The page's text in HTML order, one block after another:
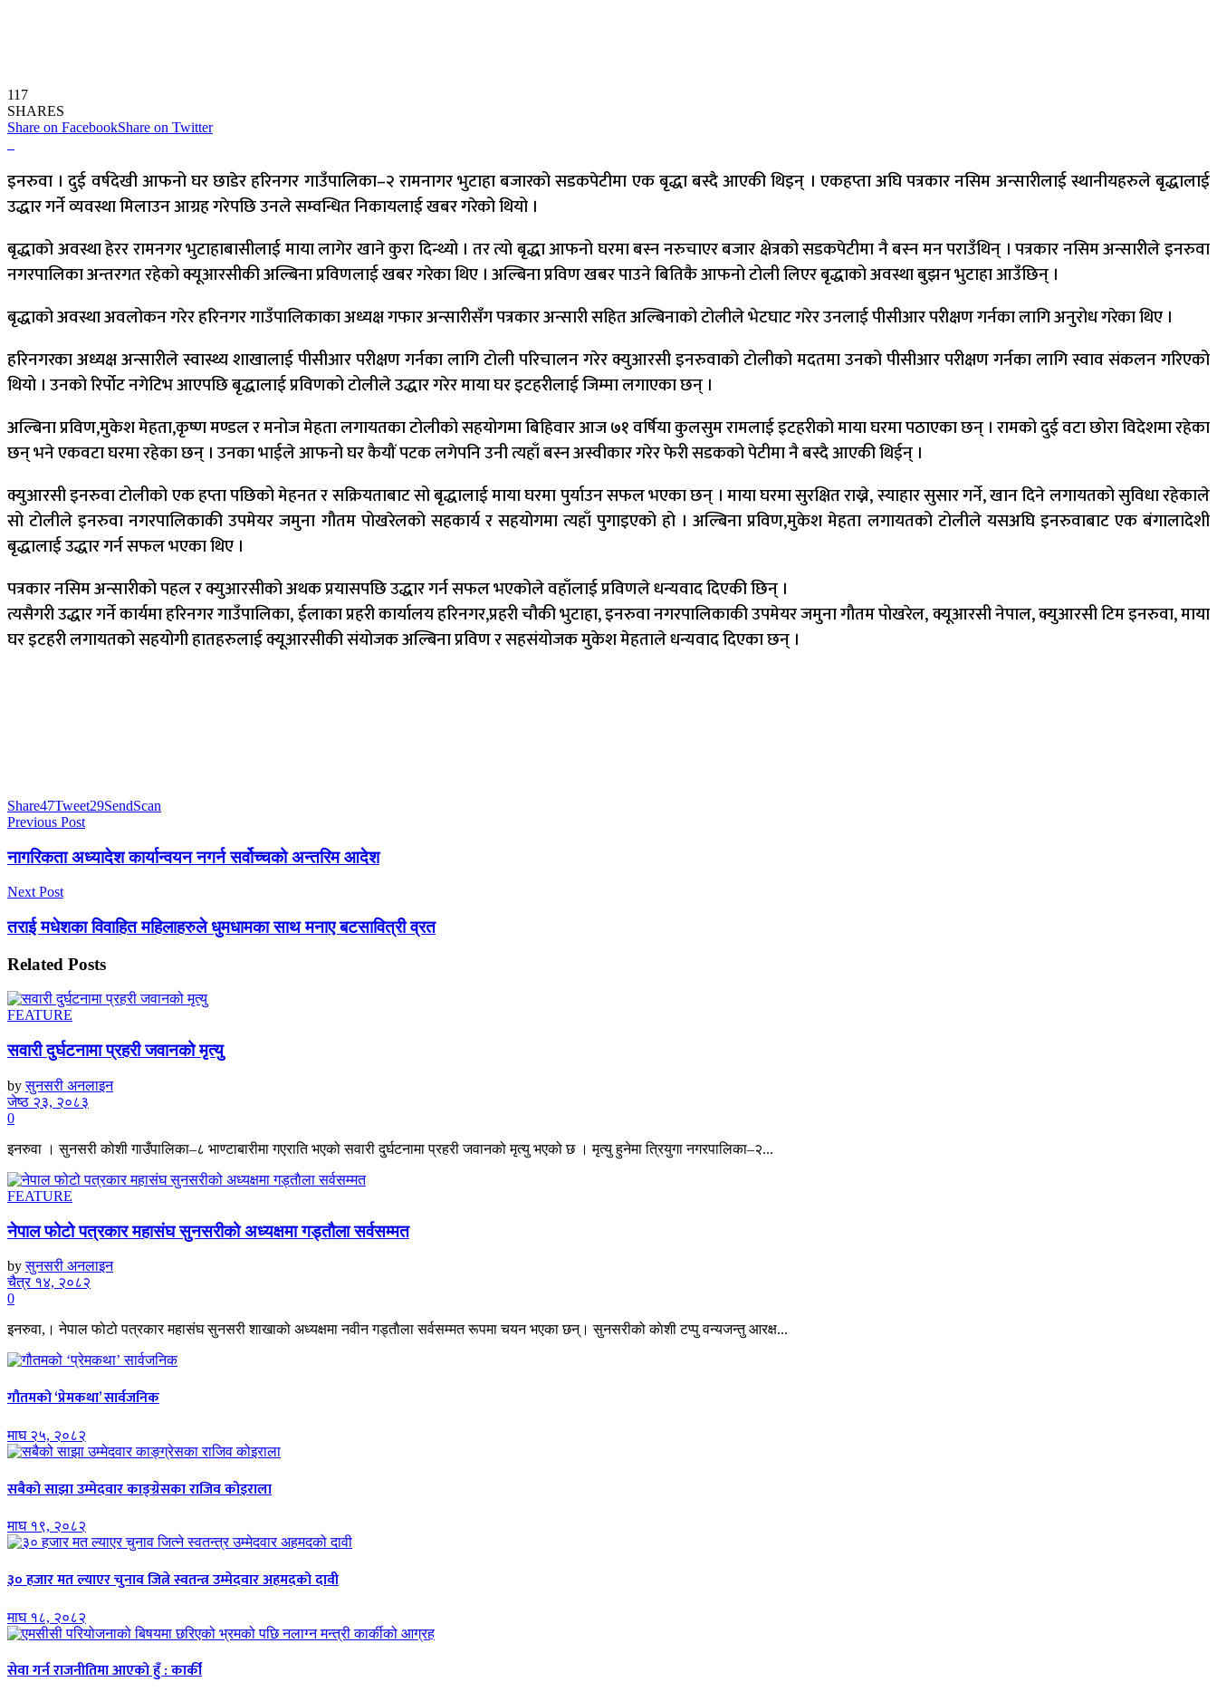
117
SHARES
Share on FacebookShare on Twitter
इनरुवा । दुई वर्षदेखी आफनो घर छाडेर हरिनगर गाउँपालिका–२ रामनागर भुटाहा बजारको सडकपेटीमा एक बृद्धा बस्दै आएकी थिइन् । एकहप्ता अघि पत्रकार नसिम अन्सारीलाई स्थानीयहरुले बृद्धालाई
उद्धार गर्ने व्यवस्था मिलाउन आग्रह गरेपछि उनले सम्वन्धित निकायलाई खबर गरेको थियो ।
बृद्धाको अवस्था हेरर रामनगर भुटाहाबासीलाई माया लागेर खाने कुरा दिन्थ्यो । तर त्यो बृद्धा आफनो घरमा बस्न नरुचाएर बजार क्षेत्रको सडकपेटीमा नै बस्न मन पराउँथिन् । पत्रकार नसिम अन्सारीले इनरुवा
नगरपालिका अन्तरगत रहेको क्यूआरसीकी अल्बिना प्रविणलाई खबर गरेका थिए । अल्बिना प्रविण खबर पाउने बितिकै आफनो टोली लिएर बृद्धाको अवस्था बुझन भुटाहा आउँछिन् ।
बृद्धाको अवस्था अवलोकन गरेर हरिनगर गाउँपालिकाका अध्यक्ष गफार अन्सारीसँग पत्रकार अन्सारी सहित अल्बिनाको टोलीले भेटघाट गरेर उनलाई पीसीआर परीक्षण गर्नका लागि अनुरोध गरेका थिए ।
हरिनगरका अध्यक्ष अन्सारीले स्वास्थ्य शाखालाई पीसीआर परीक्षण गर्नका लागि टोली परिचालन गरेर क्युआरसी इनरुवाको टोलीको मदतमा उनको पीसीआर परीक्षण गर्नका लागि स्वाव संकलन गरिएको
थियो । उनको रिर्पोट नगेटिभ आएपछि बृद्धालाई प्रविणको टोलीले उद्धार गरेर माया घर इटहरीलाई जिम्मा लगाएका छन् ।
अल्बिना प्रविण,मुकेश मेहता,कृष्ण मण्डल र मनोज मेहता लगायतका टोलीको सहयोगमा बिहिवार आज ७१ वर्षिया कुलसुम रामलाई इटहरीको माया घरमा पठाएका छन् । रामको दुई वटा छोरा विदेशमा रहेका
छन् भने एकवटा घरमा रहेका छन् । उनका भाईले आफनो घर कैयौं पटक लगेपनि उनी त्यहाँ बस्न अस्वीकार गरेर फेरी सडकको पेटीमा नै बस्दै आएकी थिईन् ।
क्युआरसी इनरुवा टोलीको एक हप्ता पछिको मेहनत र सक्रियताबाट सो बृद्धालाई माया घरमा पुर्याउन सफल भएका छन् । माया घरमा सुरक्षित राख्ने, स्याहार सुसार गर्ने, खान दिने लगायतको सुविधा रहेकाले
सो टोलीले इनरुवा नगरपालिकाकी उपमेयर जमुना गौतम पोखरेलको सहकार्य र सहयोगमा त्यहाँ पुगाइएको हो । अल्बिना प्रविण,मुकेश मेहता लगायतको टोलीले यसअघि इनरुवाबाट एक बंगालादेशी
बृद्धालाई उद्धार गर्न सफल भएका थिए ।
पत्रकार नसिम अन्सारीको पहल र क्युआरसीको अथक प्रयासपछि उद्धार गर्न सफल भएकोले वहाँलाई प्रविणले धन्यवाद दिएकी छिन् ।
त्यसैगरी उद्धार गर्ने कार्यमा हरिनगर गाउँपालिका, ईलाका प्रहरी कार्यालय हरिनगर,प्रहरी चौकी भुटाहा, इनरुवा नगरपालिकाकी उपमेयर जमुना गौतम पोखरेल, क्यूआरसी नेपाल, क्युआरसी टिम इनरुवा, माया
घर इटहरी लगायतको सहयोगी हातहरुलाई क्यूआरसीकी संयोजक अल्बिना प्रविण र सहसंयोजक मुकेश मेहताले धन्यवाद दिएका छन् ।
Share47Tweet29SendScan
Previous Post
नागरिकता अध्यादेश कार्यान्वयन नगर्न सर्वोच्चको अन्तरिम आदेश
Next Post
तराई मधेशका विवाहित महिलाहरुले धुमधामका साथ मनाए बटसावित्री व्रत
Related Posts
FEATURE
सवारी दुर्घटनामा प्रहरी जवानको मृत्यु
by सुनसरी अनलाइन
जेष्ठ २३, २०८३
0
इनरुवा । सुनसरी कोशी गाउँपालिका–८ भाण्टाबारीमा गएराति भएको सवारी दुर्घटनामा प्रहरी जवानको मृत्यु भएको छ । मृत्यु हुनेमा त्रियुगा नगरपालिका–२...
FEATURE
नेपाल फोटो पत्रकार महासंघ सुनसरीको अध्यक्षमा गड्ताैला सर्वसम्मत
by सुनसरी अनलाइन
चैत्र १४, २०८२
0
इनरुवा,। नेपाल फोटो पत्रकार महासंघ सुनसरी शाखाको अध्यक्षमा नवीन गड्ताैला सर्वसम्मत रूपमा चयन भएका छन्। सुनसरीको काेशी टप्पु वन्यजन्तु आरक्ष...
गौतमको ‘प्रेमकथा’ सार्वजनिक
माघ २५, २०८२
सबैको साझा उम्मेदवार काङ्ग्रेसका राजिव कोइराला
माघ १९, २०८२
३० हजार मत ल्याएर चुनाव जित्ने स्वतन्त्र उम्मेदवार अहमदको दावी
माघ १८, २०८२
सेवा गर्न राजनीतिमा आएको हुँ : कार्की